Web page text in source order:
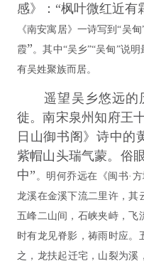
感》：“枫叶微红近有
《南安寓居》一诗写到“吴
霞”。其中“吴乡”“吴甸”说
有吴姓聚族而居。
遥望吴乡悠远的
徙。南宋泉州知府王
日山御书阁》诗中的
紫帽山头瑞气蒙。俗
中” 。 明何乔远在《闽书·
龙溪在金溪下流二里许，其
五峰二山间，石峡夹峙，飞
时有龙见脊影，祷雨时应。
之，龙扶起迁宅，山裂为